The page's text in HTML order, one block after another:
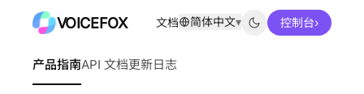
VOICEFOX 文档 简体中文▾ 控制台›
产品指南API 文档更新日志